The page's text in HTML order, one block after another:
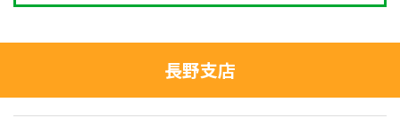
長野支店